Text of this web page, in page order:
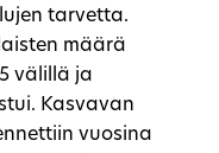
tarvetta.
määrä
välillä ja
Kasvavan
vuosina